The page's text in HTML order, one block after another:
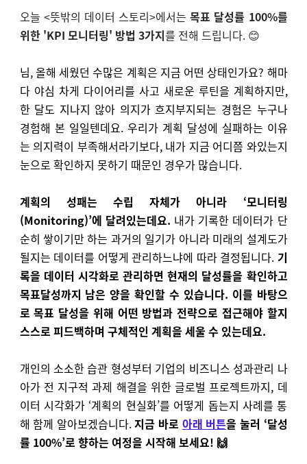
오늘 <뜻밖의 데이터 스토리>에서는목표 달성률 100%를
위한 'KPI 모니터링' 방법 3가지를 전해 드립니다. 😊
님, 올해 세웠던 수많은 계획은 지금 어떤 상태인가요? 해마
다 야심 차게 다이어리를 사고 새로운 루틴을 계획하지만,
한 달도 지나지 않아 의지가 흐지부지되는 경험은 누구나
경험해 본 일일텐데요. 우리가 계획 달성에 실패하는 이유
는 의지력이 부족해서라기보다, 내가 지금 어디쯤 와있는지
눈으로 확인하지 못하기 때문인 경우가 많습니다.
계획의 성패는 수립 자체가 아니라 ‘모니터링
(Monitoring)’에 달려있는데요. 내가 기록한 데이터가 단
순히 쌓이기만 하는 과거의 일기가 아니라 미래의 설계도가
될지는 데이터를 어떻게 관리하느냐에 따라 결정됩니다. 기
록을 데이터 시각화로 관리하면 현재의 달성률을 확인하고
목표달성까지 남은 양을 확인할 수 있습니다. 이를 바탕으
로 목표 달성을 위해 어떤 방법과 전략으로 접근해야 할지
스스로 피드백하며 구체적인 계획을 세울 수 있는데요.
개인의 소소한 습관 형성부터 기업의 비즈니스 성과관리 나
아가 전 지구적 과제 해결을 위한 글로벌 프로젝트까지, 데
이터 시각화가 ‘계획의 현실화’를 어떻게 돕는지 사례를 통
해 함께 알아보겠습니다.지금 바로 아래 버튼을 눌러 ‘달성
률 100%’로 향하는 여정을 시작해 보세요! 🙌